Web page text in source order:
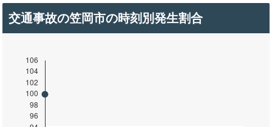
交通事故の笠岡市の時刻別発生割合